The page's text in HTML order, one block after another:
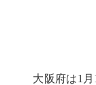
大阪府は1月